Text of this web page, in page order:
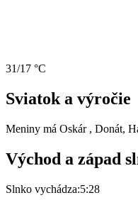
31/17 °C
Sviatok a výročie
Meniny má Oskár , Donát,
Východ a západ
Slnko vychádza:5:28